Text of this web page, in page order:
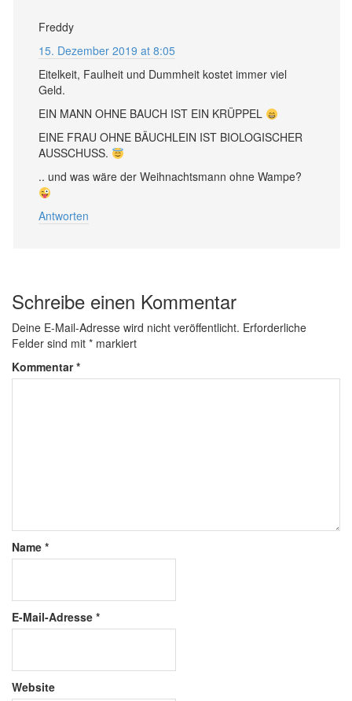
Freddy
15. Dezember 2019 at 8:05
Eitelkeit, Faulheit und Dummheit kostet immer viel
Geld.
EIN MANN OHNE BAUCH IST EIN KRÜPPEL
EINE FRAU OHNE BÄUCHLEIN IST BIOLOGISCHER
AUSSCHUSS.
.. und was wäre der Weihnachtsmann ohne Wampe?
Antworten
Schreibe einen Kommentar
Deine E-Mail-Adresse wird nicht veröffentlicht. Erforderliche
Felder sind mit * markiert
Kommentar*
Name *
E-Mail-Adresse *
Website